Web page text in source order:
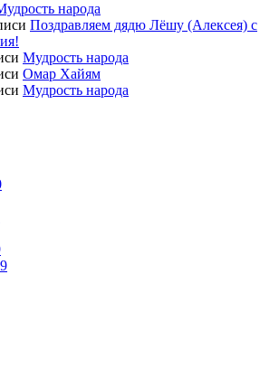
народа
Поздравляем дядю Лёшу (Алексея) с
Мудрость народа
Омар Хайям
Мудрость народа